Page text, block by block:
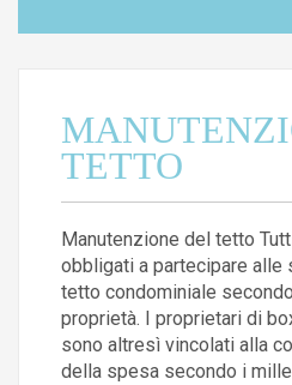
TETTO
Manutenzione del tetto
obbligati a partecipare
tetto condominiale
proprietà. I proprietari di
sono altresì vincolati alla
della spesa secondo i